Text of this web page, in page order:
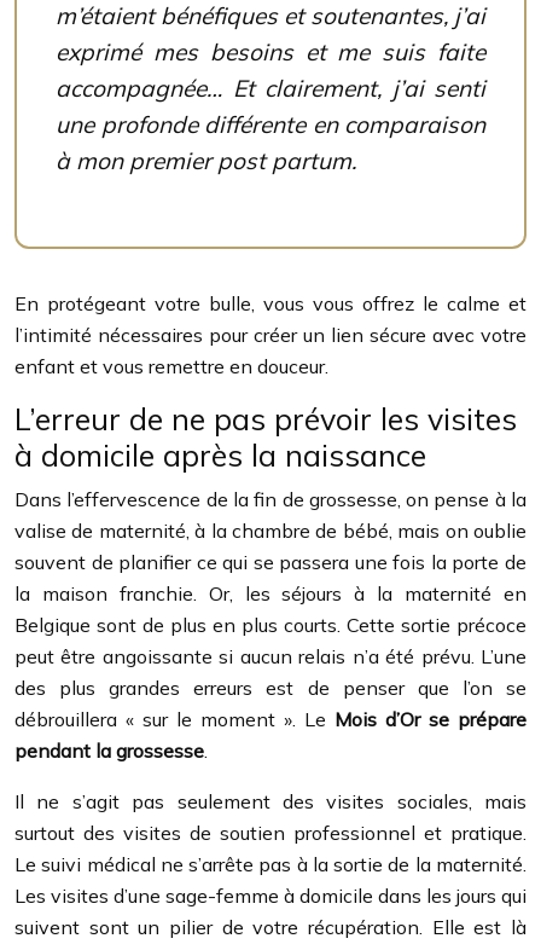
m’étaient bénéfiques et soutenantes, j’ai
exprimé mes besoins et me suis faite
accompagnée… Et clairement, j’ai senti
une profonde différente en comparaison
à mon premier post partum.
En protégeant votre bulle, vous vous offrez le calme et
l’intimité nécessaires pour créer un lien sécure avec votre
enfant et vous remettre en douceur.
L’erreur de ne pas prévoir les visites
à domicile après la naissance
Dans l’effervescence de la fin de grossesse, on pense à la
valise de maternité, à la chambre de bébé, mais on oublie
souvent de planifier ce qui se passera une fois la porte de
la maison franchie. Or, les séjours à la maternité en
Belgique sont de plus en plus courts. Cette sortie précoce
peut être angoissante si aucun relais n’a été prévu. L’une
des plus grandes erreurs est de penser que l’on se
débrouillera « sur le moment ». Le Mois d’Or se prépare
pendant la grossesse.
Il ne s’agit pas seulement des visites sociales, mais
surtout des visites de soutien professionnel et pratique.
Le suivi médical ne s’arrête pas à la sortie de la maternité.
Les visites d’une sage-femme à domicile dans les jours qui
suivent sont un pilier de votre récupération. Elle est là